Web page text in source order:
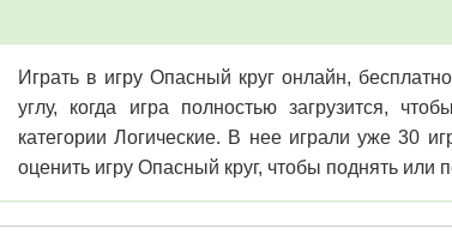
Играть в игру Опасный круг онлайн,
углу, когда игра полностью загрузится,
категории Логические. В нее играли уже 30
оценить игру Опасный круг, чтобы поднять или